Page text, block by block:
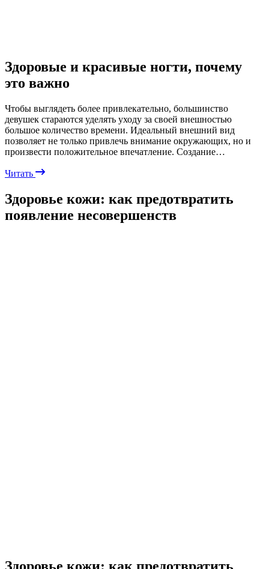
Здоровые и красивые ногти, почему
это важно
Чтобы выглядеть более привлекательно, большинство
девушек стараются уделять уходу за своей внешностью
большое количество времени. Идеальный внешний вид
позволяет не только привлечь внимание окружающих, но и
произвести положительное впечатление. Создание…
Читать
Здоровье кожи: как предотвратить
появление несовершенств